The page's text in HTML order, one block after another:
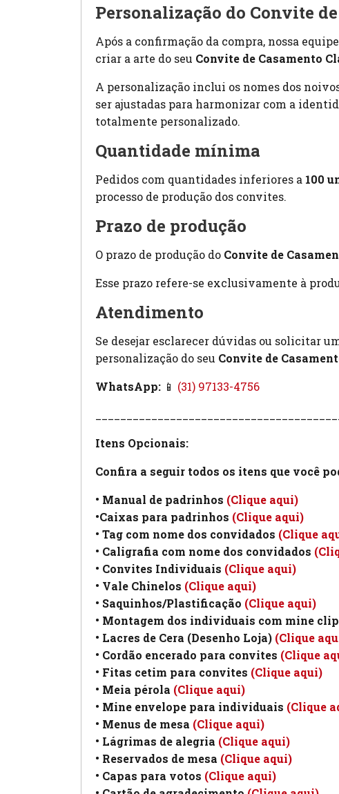
Personalização do Convite
Após a confirmação da compra, nossa
criar a arte do seu Convite de Casamento
A personalização inclui os nomes dos
ser ajustadas para harmonizar com a
totalmente personalizado.
Quantidade mínima
Pedidos com quantidades inferiores a 100
processo de produção dos convites.
Prazo de produção
O prazo de produção do Convite de
Esse prazo refere-se exclusivamente à
Atendimento
Se desejar esclarecer dúvidas ou solicitar
personalização do seu Convite de
WhatsApp: 📱 (31) 97133-4756
Itens Opcionais:
Confira a seguir todos os itens que você
• Manual de padrinhos (Clique aqui)
•Caixas para padrinhos (Clique aqui)
• Tag com nome dos convidados (Clique
• Caligrafia com nome dos convidados
• Convites Individuais (Clique aqui)
• Vale Chinelos (Clique aqui)
• Saquinhos/Plastificação (Clique aqui)
• Montagem dos individuais com mine
• Lacres de Cera (Desenho Loja) (Clique
• Cordão encerado para convites (Clique
• Fitas cetim para convites (Clique aqui)
• Meia pérola (Clique aqui)
• Mine envelope para individuais (Clique
• Menus de mesa (Clique aqui)
• Lágrimas de alegria (Clique aqui)
• Reservados de mesa (Clique aqui)
• Capas para votos (Clique aqui)